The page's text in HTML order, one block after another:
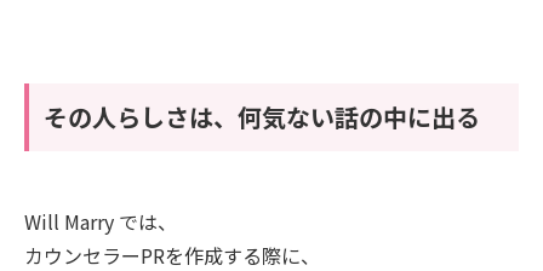
その人らしさは、何気ない話の中に出る
Will Marry では、
カウンセラーPRを作成する際に、